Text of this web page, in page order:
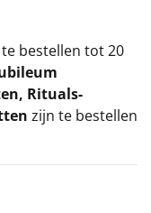
te bestellen tot 20
, Rituals-
zijn te bestellen